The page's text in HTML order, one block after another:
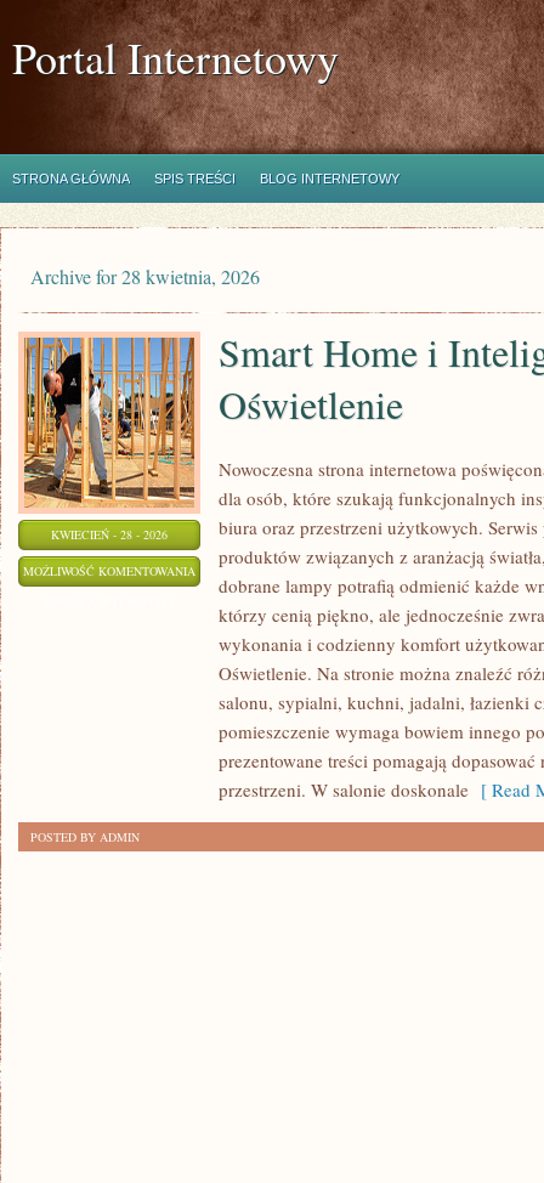
Portal Internetowy
STRONA GŁÓWNA SPIS TREŚCI BLOG INTERNETOWY
Archive for 28 kwietnia, 2026
KWIECIEŃ - 28 - 2026
MOŻLIWOŚĆ KOMENTOWANIA SMART
INTELIGENTNE
Smart Home i
Oświetlenie
Nowoczesna strona internetowa
dla osób, które szukają funkcjonalnych
biura oraz przestrzeni użytkowych.
produktów związanych z aranżacją
dobrane lampy potrafią odmienić każde
którzy cenią piękno, ale jednocześnie
wykonania i codzienny komfort
Oświetlenie. Na stronie można znaleźć
salonu, sypialni, kuchni, jadalni, łazienki
pomieszczenie wymaga bowiem innego
prezentowane treści pomagają
przestrzeni. W salonie doskonale [ Read
POSTED BY ADMIN